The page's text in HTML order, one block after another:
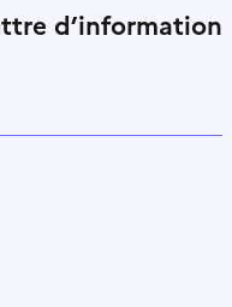
d’information